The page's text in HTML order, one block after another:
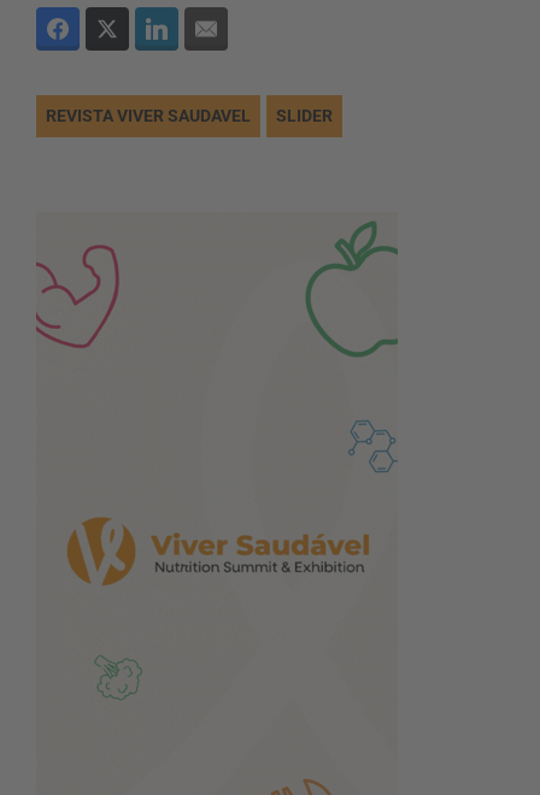
REVISTA VIVER SAUDAVEL SLIDER